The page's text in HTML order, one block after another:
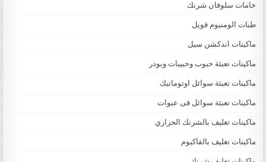
خامات سلوفان شرنك
طبات الومنيوم فويل
ماكينات اندكشن سيل
ماكينات تعبئة حبوب وحبيبات وبودر
ماكينات تعبئة سوائل اوتوماتيك
ماكينات تعبئة سوائل فى عبوات
ماكينات تغليف بالشرنك الحراري
ماكينات تغليف بالفاكيوم